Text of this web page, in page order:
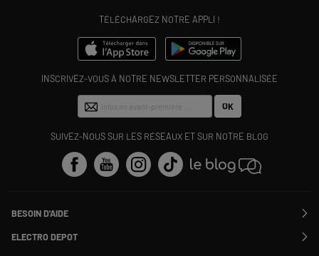
TÉLÉCHARGEZ NOTRE APPLI !
INSCRIVEZ-VOUS À NOTRE NEWSLETTER PERSONNALISÉE
OK
SUIVEZ-NOUS SUR LES RÉSEAUX ET SUR NOTRE BLOG
BESOIN D'AIDE
Suivre ma commande
ELECTRO DEPOT